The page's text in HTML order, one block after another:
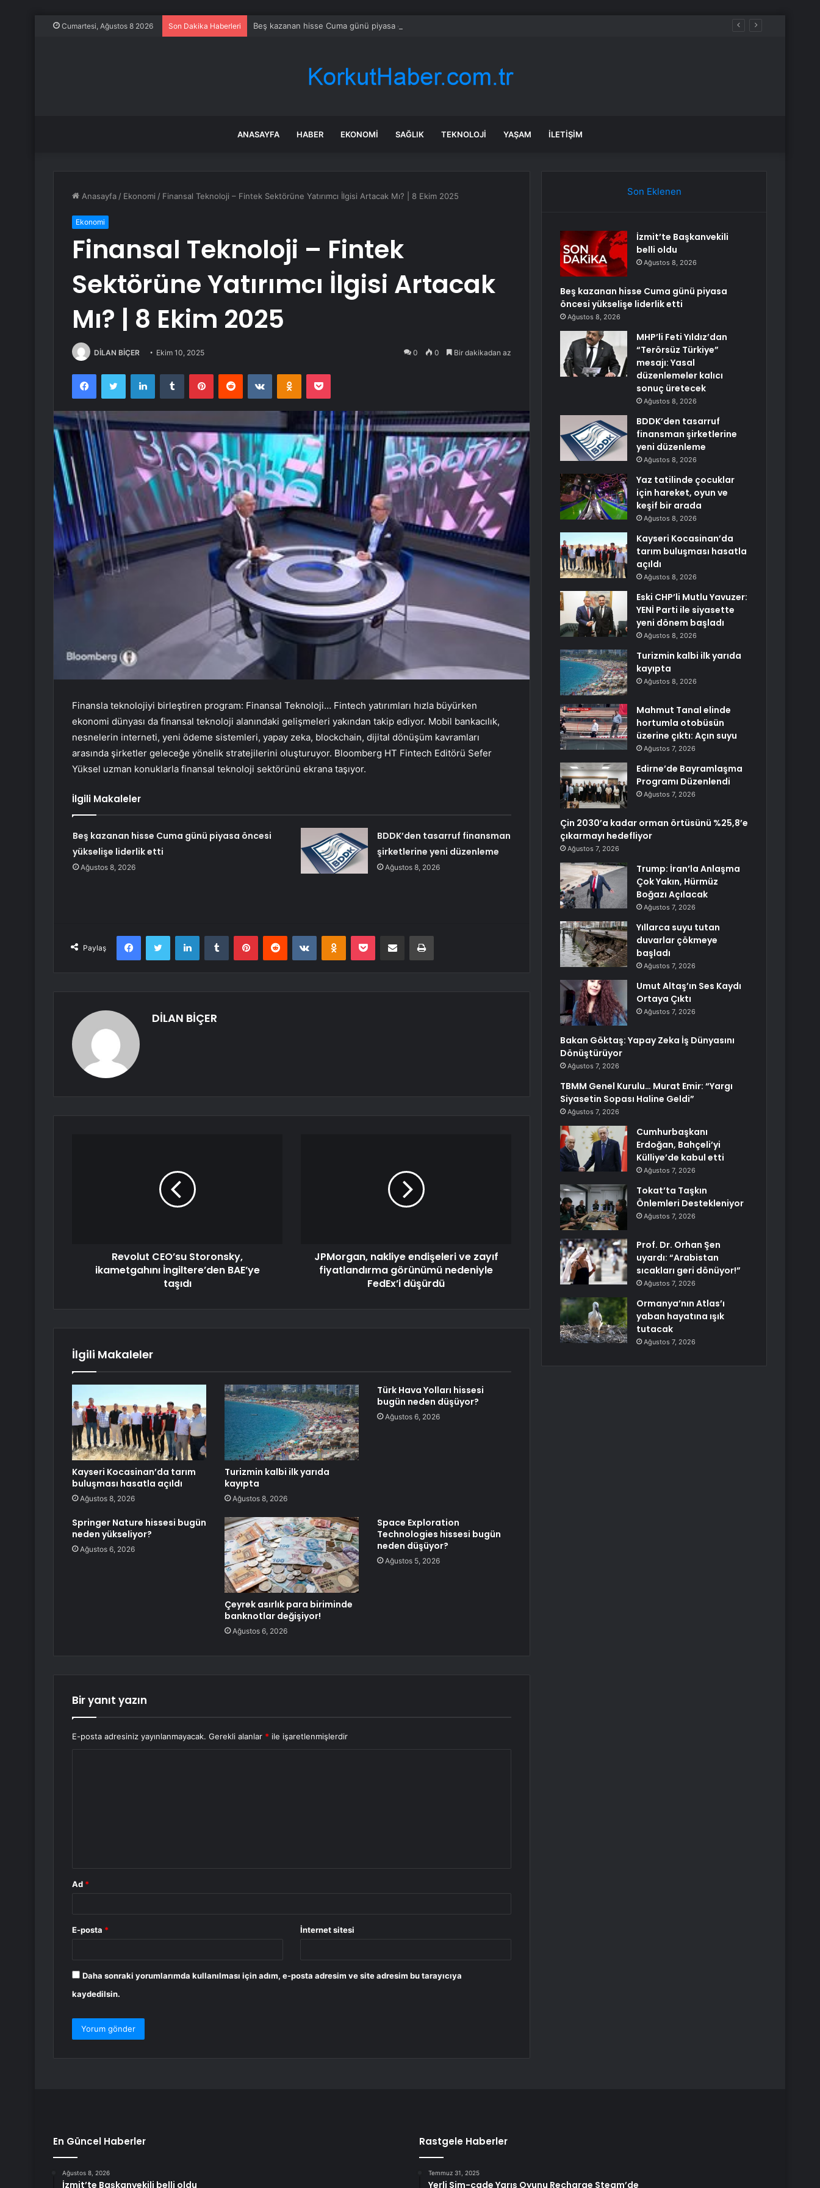
Cumartesi, Ağustos 8 2026 Son Dakika Haberleri Beş kazanan hisse Cuma günü piyasa öncesi yükselişe liderlik etti
ANASAYFA HABER EKONOMI SAĞLIK TEKNOLOJI YAŞAM İLETIŞIM
Anasayfa / Ekonomi / Finansal Teknoloji – Fintek Sektörüne Yatırımcı İlgisi Artacak Mı? | 8 Ekim 2025
Ekonomi
Finansal Teknoloji – Fintek
Sektörüne Yatırımcı İlgisi Artacak
Mı? | 8 Ekim 2025
DİLAN BİÇER Ekim 10, 2025 0 0 Bir dakikadan az
FacebookTwitter LinkedInTumblr PinterestReddit VKontakteOdnoklassniki
Pocket
Finansla teknolojiyi birleştiren program: Finansal Teknoloji… Fintech yatırımları hızla büyürken
ekonomi dünyası da finansal teknoloji alanındaki gelişmeleri yakından takip ediyor. Mobil bankacılık,
nesnelerin interneti, yeni ödeme sistemleri, yapay zeka, blockchain, dijital dönüşüm kavramları
arasında şirketler geleceğe yönelik stratejilerini oluşturuyor. Bloomberg HT Fintech Editörü Sefer
Yüksel uzman konuklarla finansal teknoloji sektörünü ekrana taşıyor.
İlgili Makaleler
Beş kazanan hisse Cuma günü piyasa öncesi
yükselişe liderlik etti
Ağustos 8, 2026
BDDK’den tasarruf finansman
şirketlerine yeni düzenleme
Ağustos 8, 2026
Paylaş
FacebookTwitter LinkedInTumblr PinterestReddit VKontakteOdnoklassniki
Pocket E-Posta ile paylaş Yazdır
DİLAN BİÇER
Revolut CEO’su Storonsky,
ikametgahını İngiltere’den BAE’ye
taşıdı
JPMorgan, nakliye endişeleri ve zayıf
fiyatlandırma görünümü nedeniyle
FedEx’i düşürdü
İlgili Makaleler
Kayseri Kocasinan’da tarım
buluşması hasatla açıldı
Ağustos 8, 2026
Turizmin kalbi ilk yarıda
kayıpta
Ağustos 8, 2026
Türk Hava Yolları hissesi
bugün neden düşüyor?
Ağustos 6, 2026
Springer Nature hissesi bugün
neden yükseliyor?
Ağustos 6, 2026
Çeyrek asırlık para biriminde
banknotlar değişiyor!
Ağustos 6, 2026
Space Exploration
Technologies hissesi bugün
neden düşüyor?
Ağustos 5, 2026
Bir yanıt yazın
E-posta adresiniz yayınlanmayacak. Gerekli alanlar * ile işaretlenmişlerdir
Ad *
E-posta * İnternet sitesi
Daha sonraki yorumlarımda kullanılması için adım, e-posta adresim ve site adresim bu tarayıcıya
kaydedilsin.
Son Eklenen
İzmit’te Başkanvekili
belli oldu
Ağustos 8, 2026
Beş kazanan hisse Cuma günü piyasa
öncesi yükselişe liderlik etti
Ağustos 8, 2026
MHP’li Feti Yıldız’dan
“Terörsüz Türkiye”
mesajı: Yasal
düzenlemeler kalıcı
sonuç üretecek
Ağustos 8, 2026
BDDK’den tasarruf
finansman şirketlerine
yeni düzenleme
Ağustos 8, 2026
Yaz tatilinde çocuklar
için hareket, oyun ve
keşif bir arada
Ağustos 8, 2026
Kayseri Kocasinan’da
tarım buluşması hasatla
açıldı
Ağustos 8, 2026
Eski CHP’li Mutlu Yavuzer:
YENİ Parti ile siyasette
yeni dönem başladı
Ağustos 8, 2026
Turizmin kalbi ilk yarıda
kayıpta
Ağustos 8, 2026
Mahmut Tanal elinde
hortumla otobüsün
üzerine çıktı: Açın suyu
Ağustos 7, 2026
Edirne’de Bayramlaşma
Programı Düzenlendi
Ağustos 7, 2026
Çin 2030’a kadar orman örtüsünü %25,8’e
çıkarmayı hedefliyor
Ağustos 7, 2026
Trump: İran’la Anlaşma
Çok Yakın, Hürmüz
Boğazı Açılacak
Ağustos 7, 2026
Yıllarca suyu tutan
duvarlar çökmeye
başladı
Ağustos 7, 2026
Umut Altaş’ın Ses Kaydı
Ortaya Çıktı
Ağustos 7, 2026
Bakan Göktaş: Yapay Zeka İş Dünyasını
Dönüştürüyor
Ağustos 7, 2026
TBMM Genel Kurulu… Murat Emir: “Yargı
Siyasetin Sopası Haline Geldi”
Ağustos 7, 2026
Cumhurbaşkanı
Erdoğan, Bahçeli’yi
Külliye’de kabul etti
Ağustos 7, 2026
Tokat’ta Taşkın
Önlemleri Destekleniyor
Ağustos 7, 2026
Prof. Dr. Orhan Şen
uyardı: “Arabistan
sıcakları geri dönüyor!”
Ağustos 7, 2026
Ormanya’nın Atlas’ı
yaban hayatına ışık
tutacak
Ağustos 7, 2026
En Güncel Haberler
Ağustos 8, 2026
İzmit’te Başkanvekili belli oldu
Rastgele Haberler
Temmuz 31, 2025
Yerli Sim-cade Yarış Oyunu Recharge Steam’de